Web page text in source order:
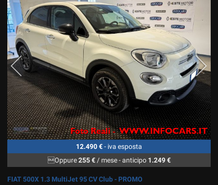
12.490 €- iva esposta
Oppure255 €/ mese-anticipo 1.249 €
FIAT 500X 1.3 MultiJet 95 CV Club - PROMO